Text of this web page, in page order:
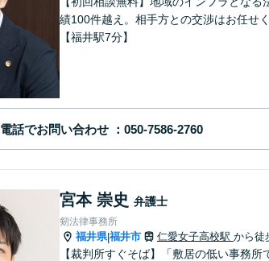
績100件越え。相手方との交渉はお任せ
【福井駅7分】
電話でお問い合わせ
宮本 崇史 弁護士
剱法律事務所
福井県|福井市 仁愛女子高校駅 から徒
【裁判所すぐそば】「敷居の低い事務